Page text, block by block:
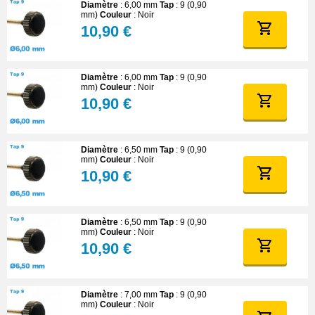
Pourquoi choisir une couronne
résistante à l'eau ?
l'eau et les poussières
L'un des principaux rôles d'une couronne waterproof est de
participer efficacement à l'étanchéité globale de la montre. La
jonction entre le boîtier extérieur et le mécanisme interne. Sans
une couronne étanche correcte, l'eau et la poussière peuvent
pénétrer facilement, provoquant des défaillances mécaniques,
des infiltrations, et parfois une corrosion interne.
Choisir une couronne résistante à l'eau garantit ainsi une
protection optimale, notamment dans des situations concrètes
telles que la pratique de la plongée, le nautisme, ou même sous
une pluie intense. Cela assure une meilleure résistance à
l'humidité ambiante ou aux éclaboussures quotidiennes. La
l'étanchéité de la montre.
Diamètre : 6,00 mm Tap : 9 (0,90
mm) Couleur : Noir
10,90 €
Diamètre : 6,00 mm Tap : 9 (0,90
mm) Couleur : Noir
10,90 €
Diamètre : 6,50 mm Tap : 9 (0,90
mm) Couleur : Noir
10,90 €
Diamètre : 6,50 mm Tap : 9 (0,90
mm) Couleur : Noir
10,90 €
Diamètre : 7,00 mm Tap : 9 (0,90
mm) Couleur : Noir